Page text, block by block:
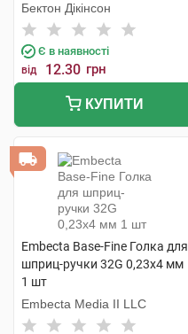
Бектон Дікінсон
Є в наявності
від 12.30 грн
КУПИТИ
Embecta Base-Fine Голка для
шприц-ручки 32G 0,23х4 мм
1 шт
Embecta Media II LLC